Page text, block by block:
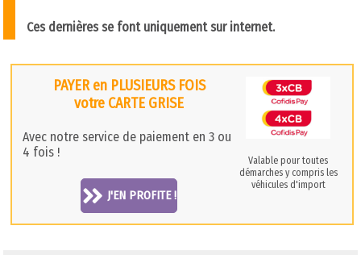
Ces dernières se font uniquement sur internet.
PAYER en PLUSIEURS FOIS
votre CARTE GRISE
Avec notre service de paiement en 3 ou
4 fois !
J'EN PROFITE !
Valable pour toutes
démarches y compris les
véhicules d'import